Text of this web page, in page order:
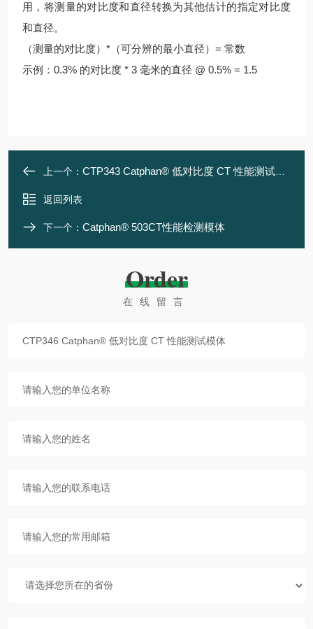
用，将测量的对比度和直径转换为其他估计的指定对比度
和直径。
（测量的对比度）*（可分辨的最小直径）= 常数
示例：0.3% 的对比度 * 3 毫米的直径 @ 0.5% = 1.5
上一个： CTP343 Catphan® 低对比度 CT 性能测试模体
返回列表
下一个： Catphan® 503CT性能检测模体
Order
在线留言